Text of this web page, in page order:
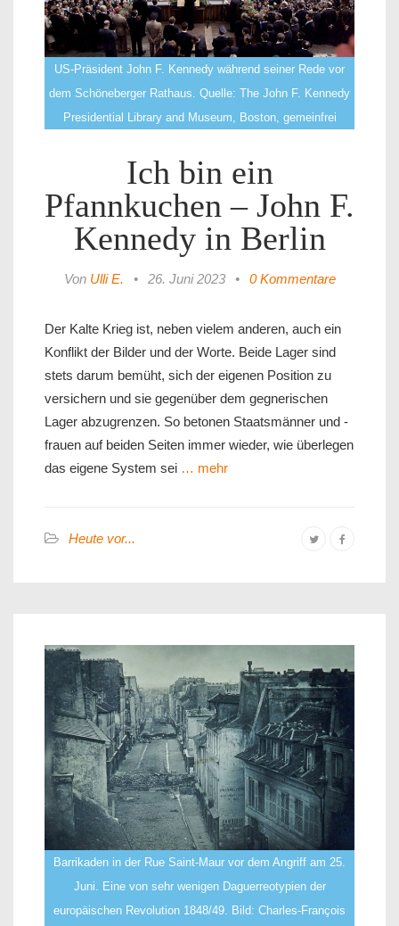
US-Präsident John F. Kennedy während seiner Rede vor
dem Schöneberger Rathaus. Quelle: The John F. Kennedy
Presidential Library and Museum, Boston, gemeinfrei
Ich bin ein
Pfannkuchen – John F.
Kennedy in Berlin
Von Ulli E. • 26. Juni 2023 • 0 Kommentare
Der Kalte Krieg ist, neben vielem anderen, auch ein
Konflikt der Bilder und der Worte. Beide Lager sind
stets darum bemüht, sich der eigenen Position zu
versichern und sie gegenüber dem gegnerischen
Lager abzugrenzen. So betonen Staatsmänner und -
frauen auf beiden Seiten immer wieder, wie überlegen
das eigene System sei … mehr
Heute vor...
Barrikaden in der Rue Saint-Maur vor dem Angriff am 25.
Juni. Eine von sehr wenigen Daguerreotypien der
europäischen Revolution 1848/49. Bild: Charles-François